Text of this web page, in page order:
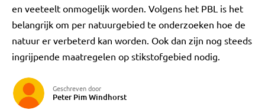
en veeteelt onmogelijk worden. Volgens het PBL is het
belangrijk om per natuurgebied te onderzoeken hoe de
natuur er verbeterd kan worden. Ook dan zijn nog steeds
ingrijpende maatregelen op stikstofgebied nodig.
Geschreven door
Peter Pim Windhorst